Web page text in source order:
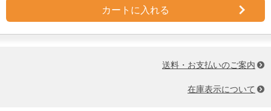
カートに入れる
送料・お支払いのご案内
在庫表示について